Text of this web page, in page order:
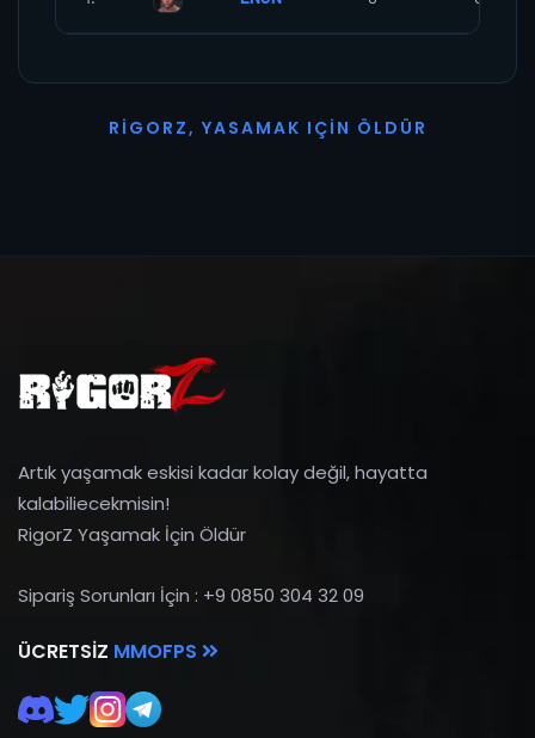
R I G O R Z, YASAMAK I ÇI N Ö L D Ü R
Artık yaşamak eskisi kadar kolay değil, hayatta
kalabiliecekmisin!
RigorZ Yaşamak İçin Öldür
Sipariş Sorunları İçin : +9 0850 304 32 09
ÜCRETSIZ MMOFPS